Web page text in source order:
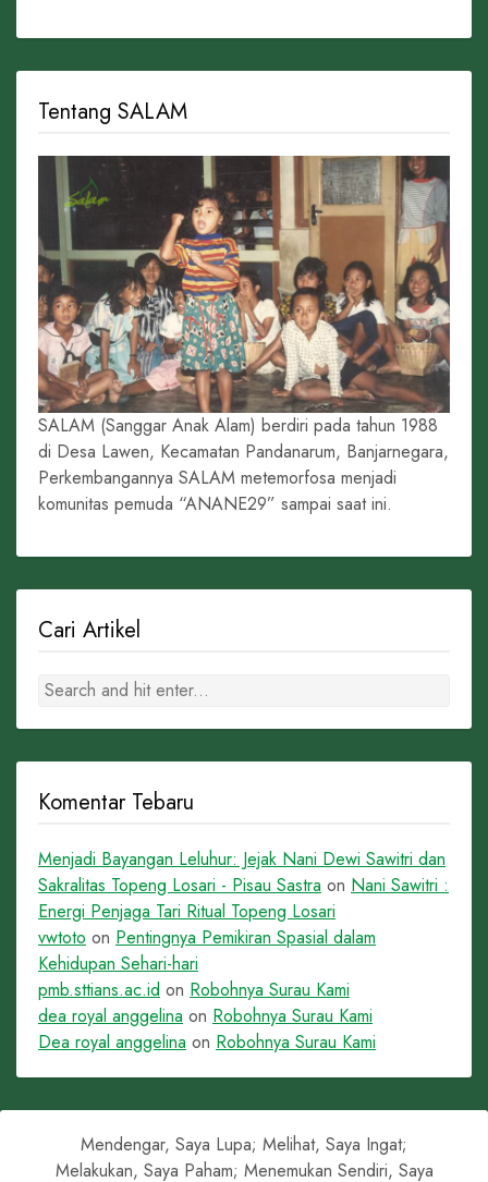
Tentang SALAM
SALAM (Sanggar Anak Alam) berdiri pada tahun 1988
di Desa Lawen, Kecamatan Pandanarum, Banjarnegara,
Perkembangannya SALAM metemorfosa menjadi
komunitas pemuda “ANANE29” sampai saat ini.
Cari Artikel
Komentar Tebaru
Menjadi Bayangan Leluhur: Jejak Nani Dewi Sawitri dan
Sakralitas Topeng Losari - Pisau Sastra on Nani Sawitri :
Energi Penjaga Tari Ritual Topeng Losari
vwtoto on Pentingnya Pemikiran Spasial dalam
Kehidupan Sehari-hari
pmb.sttians.ac.id on Robohnya Surau Kami
dea royal anggelina on Robohnya Surau Kami
Dea royal anggelina on Robohnya Surau Kami
Mendengar, Saya Lupa; Melihat, Saya Ingat;
Melakukan, Saya Paham; Menemukan Sendiri, Saya